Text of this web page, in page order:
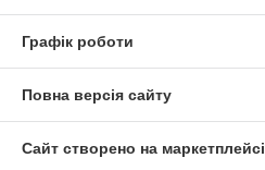
Графік роботи
Повна версія сайту
Сайт створено на маркетплейсі